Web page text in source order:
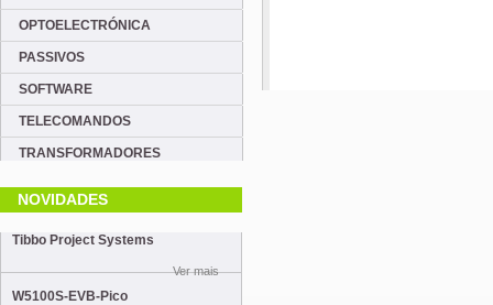
OPTOELECTRÓNICA
PASSIVOS
SOFTWARE
TELECOMANDOS
TRANSFORMADORES
NOVIDADES
Tibbo Project Systems
Ver mais
W5100S-EVB-Pico